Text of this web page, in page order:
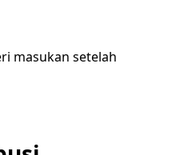
masukan setelah